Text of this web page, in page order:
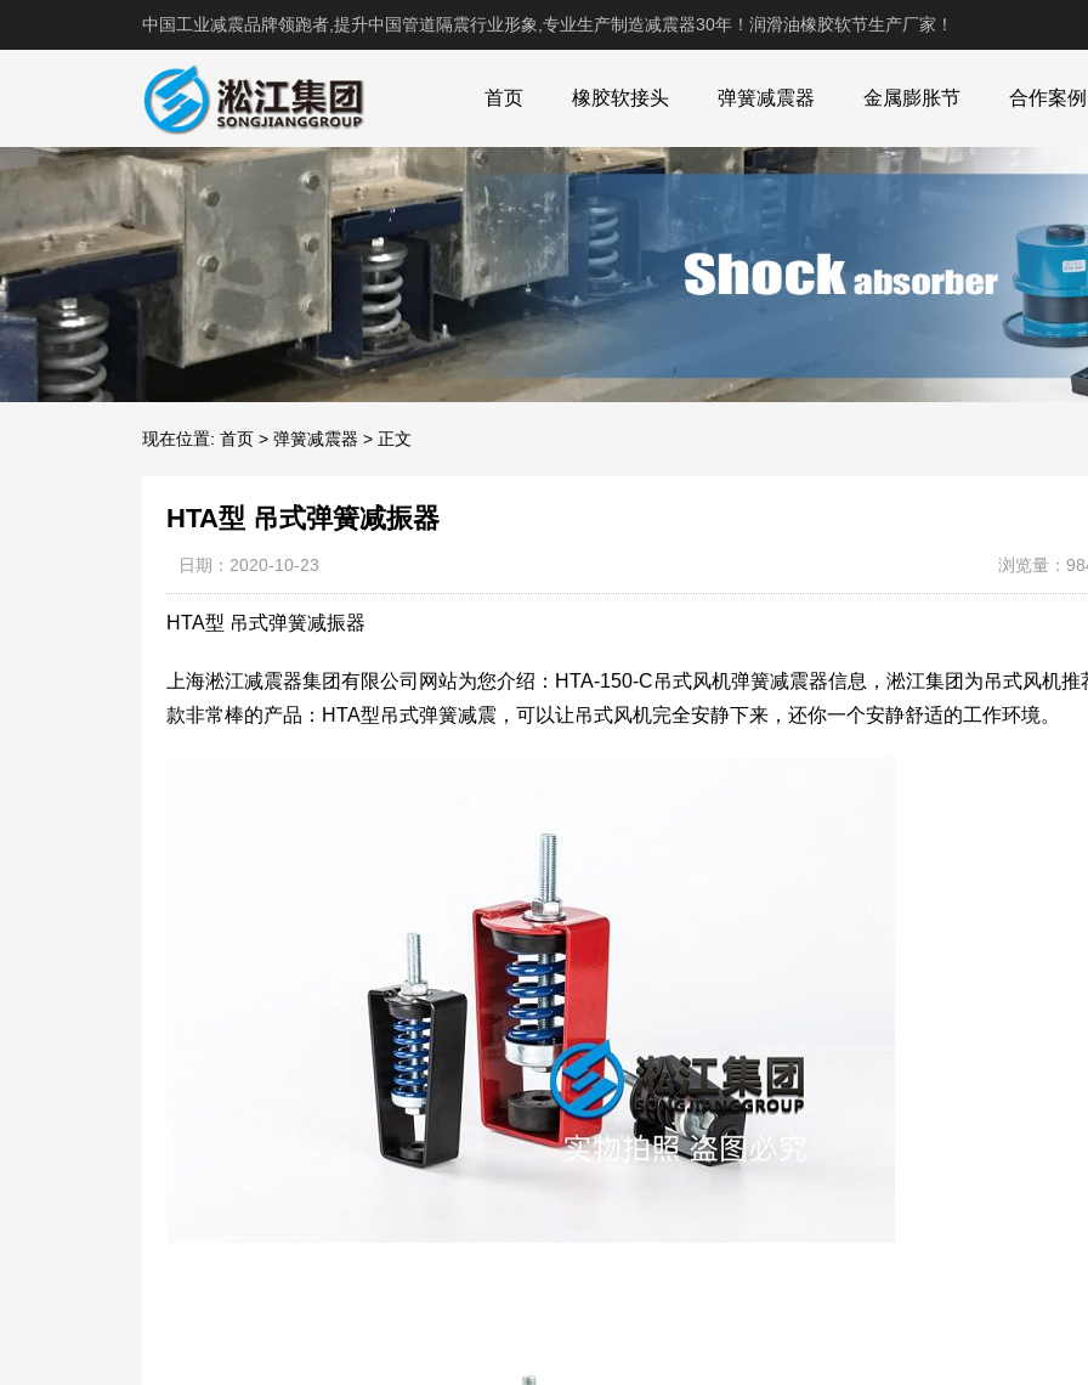
中国工业减震品牌领跑者,提升中国管道隔震行业形象,专业生产制造减震器30年！润滑油橡胶软节生产厂家！
首页 橡胶软接头 弹簧减震器 金属膨胀节 合作案例
现在位置: 首页 > 弹簧减震器 > 正文
HTA型 吊式弹簧减振器
日期：2020-10-23 浏览量：
HTA型 吊式弹簧减振器
上海淞江减震器集团有限公司网站为您介绍：HTA-150-C吊式风机弹簧减震器信息，淞江集团为吊式风机推
款非常棒的产品：HTA型吊式弹簧减震，可以让吊式风机完全安静下来，还你一个安静舒适的工作环境。